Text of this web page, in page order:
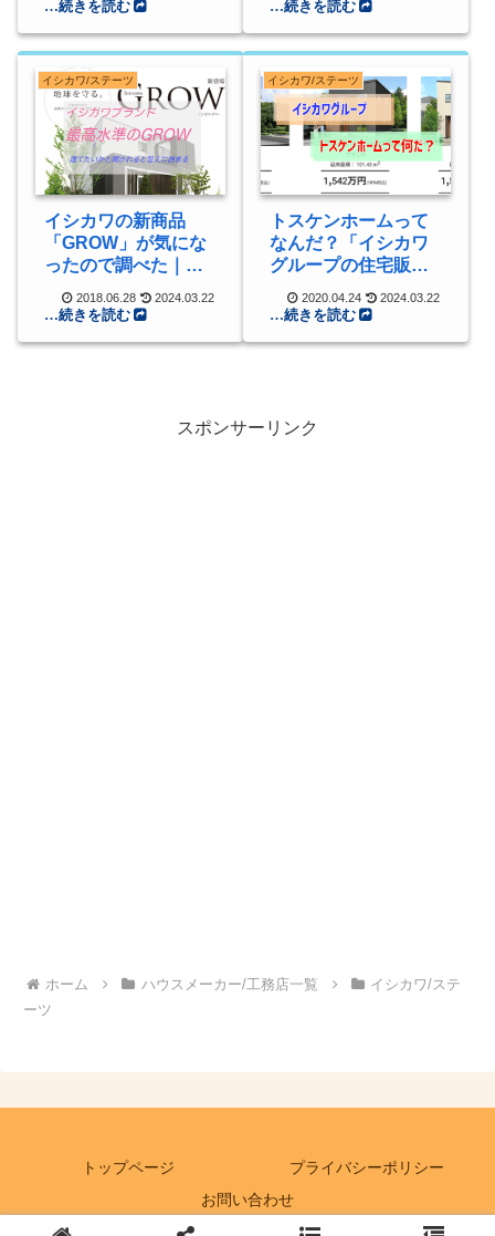
イシカワ/ステーツ
イシカワの新商品
「GROW」が気にな
ったので調べた｜高
ない
2018.06.28 2024.03.22
イシカワ/ステーツ
トスケンホームって
なんだ？「イシカワ
グループの住宅販
2020.04.24 2024.03.22
スポンサーリンク
ホーム ハウスメーカー/工務店一覧
イシカワ/ステ
ーツ
トップページ
プライバシーポリシー
お問い合わせ